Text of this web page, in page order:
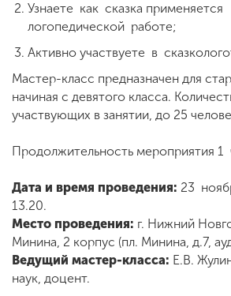
Другие виды
Студенческая жизнь
Сведения об
организации
ENG SPN CHI
Узнаете как сказка применяется
логопедической работе;
Активно участвуете в
Мастер-класс предназначен для
начиная с девятого класса.
участвующих в занятии, до 25
Продолжительность мероприятия 1
Дата и время проведения: 23
13.20.
Место проведения: г. Нижний
Минина, 2 корпус (пл. Минина, д.7,
Ведущий мастер-класса: Е.В.
наук, доцент.